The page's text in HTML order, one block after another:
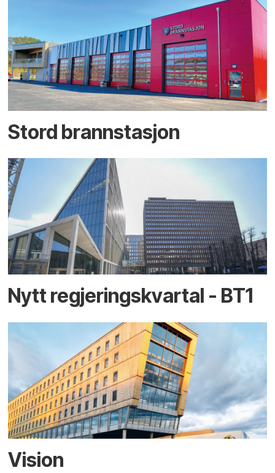
Stord brannstasjon
Nytt regjerings­kvartal - BT1
Vision